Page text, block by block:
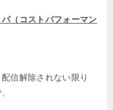
（コストパフォーマン
信解除されない限り